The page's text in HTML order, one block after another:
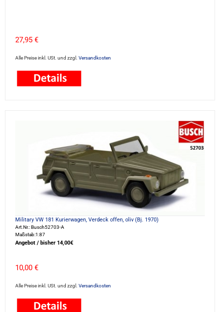
27,95 €
Alle Preise inkl. USt. und zzgl. Versandkosten
Military VW 181 Kurierwagen, Verdeck offen, oliv (Bj. 1970)
Art.Nr.: Busch52703-A
Maßstab:1:87
Angebot / bisher 14,00€
10,00 €
Alle Preise inkl. USt. und zzgl. Versandkosten